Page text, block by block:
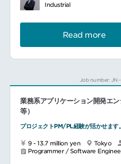
and
程から携わって
データ分析モデ
までの一連のプ
なる分析・PoC
までを担います
としてリード・
化
説の立案
解決すべきター
Industrial
Read more
Job number: JN
業務系アプリケーション開発エ
等）
プロジェクトPM/PL経験が活かせます。
9 - 13.7 million yen Tokyo
Programmer / Software